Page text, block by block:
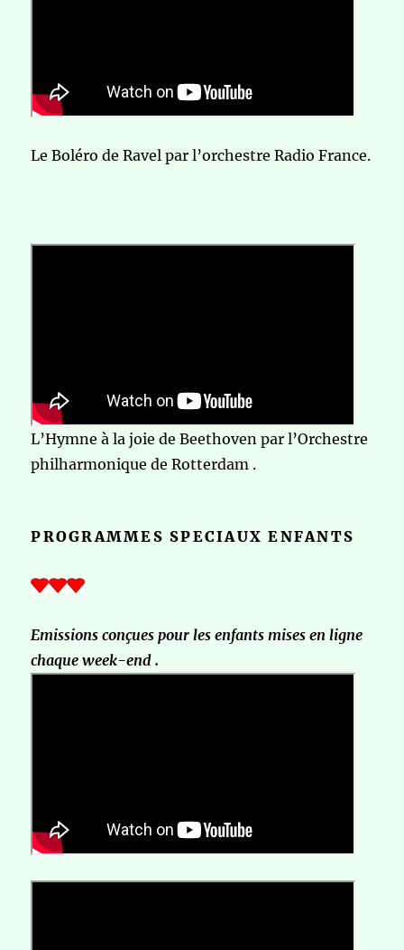
Le Boléro de Ravel par l’orchestre Radio France.
L’Hymne à la joie de Beethoven par l’Orchestre
philharmonique de Rotterdam .
PROGRAMMES SPECIAUX ENFANTS
Emissions conçues pour les enfants mises en ligne
chaque week-end .